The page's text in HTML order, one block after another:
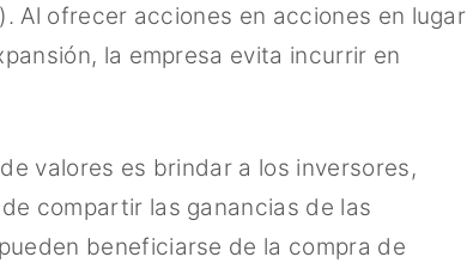
Al ofrecer acciones en acciones en lugar
la empresa evita incurrir en
valores es brindar a los inversores,
compartir las ganancias de las
beneficiarse de la compra de